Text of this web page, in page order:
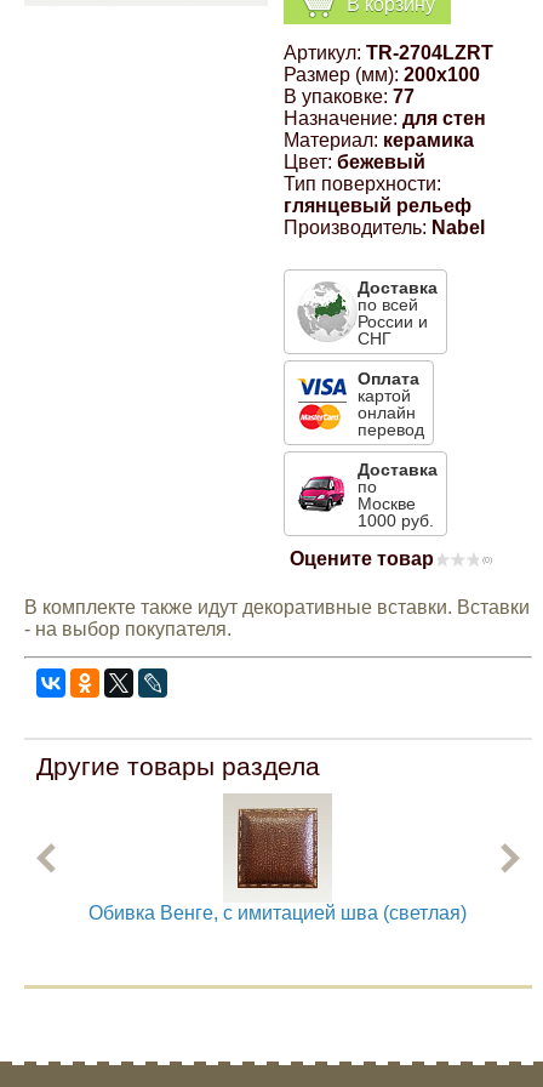
Артикул: TR-2704LZRT
Размер (мм): 200x100
В упаковке: 77
Назначение: для стен
Материал: керамика
Цвет: бежевый
Тип поверхности:
глянцевый рельеф
Производитель: Nabel
Доставка
по всей
России и
СНГ
Оплата
картой
онлайн
перевод
Доставка
по
Москве
1000 руб.
Оцените товар (0)
В комплекте также идут декоративные вставки. Вставки
- на выбор покупателя.
Другие товары раздела
Обивка Венге, с имитацией шва (светлая)
Компрессионные фитинги Poliext
Opel
Suzuki
Toyota
Volkswagen
УАЗ
Эмали универсальные акриловые
Магнитные панели на холодильник